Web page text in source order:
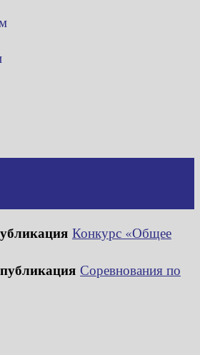
Конкурс «Общее
Соревнования по